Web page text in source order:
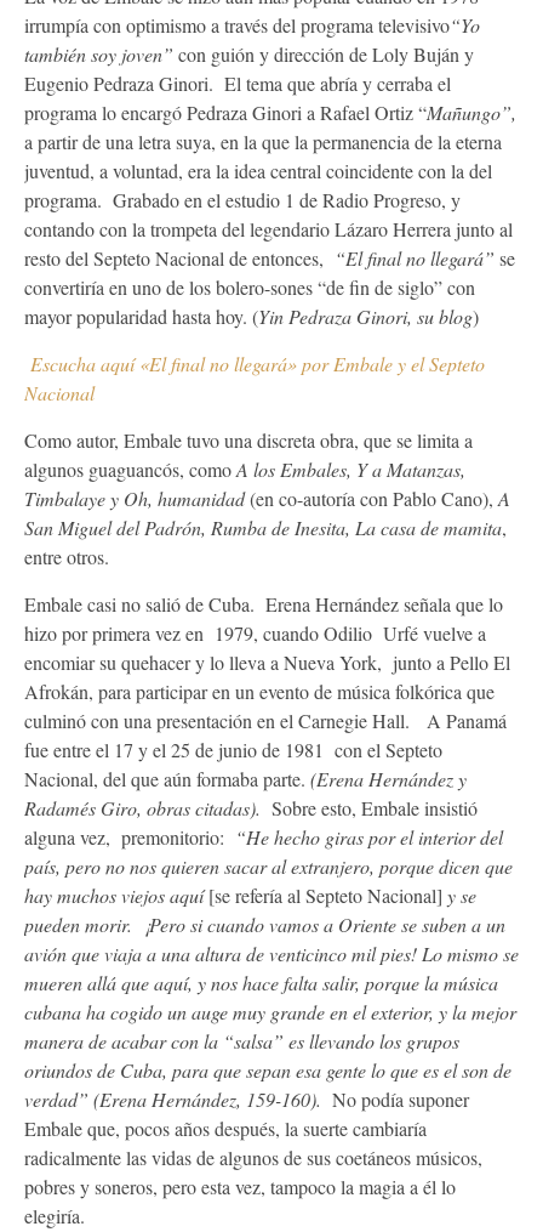
irrumpía con optimismo a través del programa televisivo“Yo
también soy joven” con guión y dirección de Loly Buján y
Eugenio Pedraza Ginori. El tema que abría y cerraba el
programa lo encargó Pedraza Ginori a Rafael Ortiz “Mañungo”,
a partir de una letra suya, en la que la permanencia de la eterna
juventud, a voluntad, era la idea central coincidente con la del
programa. Grabado en el estudio 1 de Radio Progreso, y
contando con la trompeta del legendario Lázaro Herrera junto al
resto del Septeto Nacional de entonces, “El final no llegará” se
convertiría en uno de los bolero-sones “de fin de siglo” con
mayor popularidad hasta hoy. (Yin Pedraza Ginori, su blog)
Escucha aquí «El final no llegará» por Embale y el Septeto
Nacional
Como autor, Embale tuvo una discreta obra, que se limita a
algunos guaguancós, comoA los Embales, Y a Matanzas,
Timbalaye y Oh, humanidad(en co-autoría con Pablo Cano),A
San Miguel del Padrón, Rumba de Inesita, La casa de mamita,
entre otros.
Embale casi no salió de Cuba. Erena Hernández señala que lo
hizo por primera vez en 1979, cuando Odilio Urfé vuelve a
encomiar su quehacer y lo lleva a Nueva York, junto a Pello El
Afrokán, para participar en un evento de música folkórica que
culminó con una presentación en el Carnegie Hall. A Panamá
fue entre el 17 y el 25 de junio de 1981 con el Septeto
Nacional, del que aún formaba parte. (Erena Hernández y
Radamés Giro, obras citadas). Sobre esto, Embale insistió
alguna vez, premonitorio: “He hecho giras por el interior del
país, pero no nos quieren sacar al extranjero, porque dicen que
hay muchos viejos aquí[se refería al Septeto Nacional] y se
pueden morir. ¡Pero si cuando vamos a Oriente se suben a un
avión que viaja a una altura de venticinco mil pies! Lo mismo se
mueren allá que aquí, y nos hace falta salir, porque la música
cubana ha cogido un auge muy grande en el exterior, y la mejor
manera de acabar con la “salsa” es llevando los grupos
oriundos de Cuba, para que sepan esa gente lo que es el son de
verdad” (Erena Hernández, 159-160). No podía suponer
Embale que, pocos años después, la suerte cambiaría
radicalmente las vidas de algunos de sus coetáneos músicos,
pobres y soneros, pero esta vez, tampoco la magia a él lo
elegiría.